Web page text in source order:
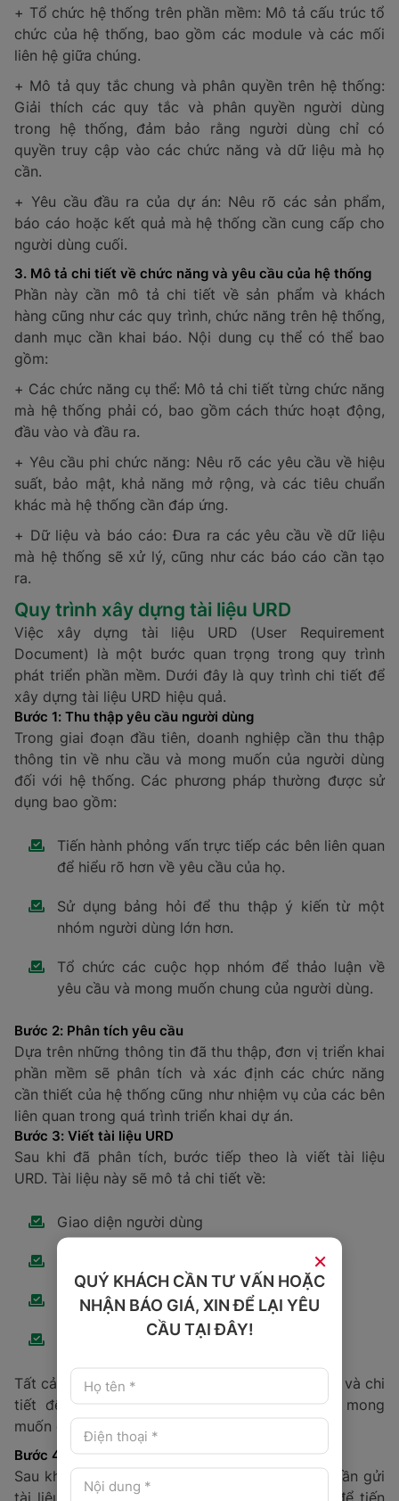
+ Tổ chức hệ thống trên phần mềm: Mô tả cấu trúc tổ
chức của hệ thống, bao gồm các module và các mối
liên hệ giữa chúng.
+ Mô tả quy tắc chung và phân quyền trên hệ thống:
Giải thích các quy tắc và phân quyền người dùng
trong hệ thống, đảm bảo rằng người dùng chỉ có
quyền truy cập vào các chức năng và dữ liệu mà họ
cần.
+ Yêu cầu đầu ra của dự án: Nêu rõ các sản phẩm,
báo cáo hoặc kết quả mà hệ thống cần cung cấp cho
người dùng cuối.
3. Mô tả chi tiết về chức năng và yêu cầu của hệ thống
Phần này cần mô tả chi tiết về sản phẩm và khách
hàng cũng như các quy trình, chức năng trên hệ thống,
danh mục cần khai báo. Nội dung cụ thể có thể bao
gồm:
+ Các chức năng cụ thể: Mô tả chi tiết từng chức năng
mà hệ thống phải có, bao gồm cách thức hoạt động,
đầu vào và đầu ra.
+ Yêu cầu phi chức năng: Nêu rõ các yêu cầu về hiệu
suất, bảo mật, khả năng mở rộng, và các tiêu chuẩn
khác mà hệ thống cần đáp ứng.
+ Dữ liệu và báo cáo: Đưa ra các yêu cầu về dữ liệu
mà hệ thống sẽ xử lý, cũng như các báo cáo cần tạo
ra.
Quy trình xây dựng tài liệu URD
Việc xây dựng tài liệu URD (User Requirement
Document) là một bước quan trọng trong quy trình
phát triển phần mềm. Dưới đây là quy trình chi tiết để
xây dựng tài liệu URD hiệu quả.
Bước 1: Thu thập yêu cầu người dùng
Trong giai đoạn đầu tiên, doanh nghiệp cần thu thập
thông tin về nhu cầu và mong muốn của người dùng
đối với hệ thống. Các phương pháp thường được sử
dụng bao gồm:
Tiến hành phỏng vấn trực tiếp các bên liên quan
để hiểu rõ hơn về yêu cầu của họ.
Sử dụng bảng hỏi để thu thập ý kiến từ một
nhóm người dùng lớn hơn.
Tổ chức các cuộc họp nhóm để thảo luận về
yêu cầu và mong muốn chung của người dùng.
Bước 2: Phân tích yêu cầu
Dựa trên những thông tin đã thu thập, đơn vị triển khai
phần mềm sẽ phân tích và xác định các chức năng
cần thiết của hệ thống cũng như nhiệm vụ của các bên
liên quan trong quá trình triển khai dự án.
Bước 3: Viết tài liệu URD
Sau khi đã phân tích, bước tiếp theo là viết tài liệu
URD. Tài liệu này sẽ mô tả chi tiết về:
Giao diện người dùng
Hiệu suất hoạt động
Quy trình vận hành
Tất cả các yêu cầu này cần được mô tả rõ ràng và chi
tiết để đảm bảo người phát triển hiểu đúng mong
muốn của người dùng.
Bước 4: Thống nhất nội dung URD
Sau khi hoàn thiện bản nháp của tài liệu URD, cần gửi
tài liệu cho người dùng và các bên liên quan để tiến
×
QUÝ KHÁCH CẦN TƯ VẤN HOẶC
NHẬN BÁO GIÁ, XIN ĐỂ LẠI YÊU
CẦU TẠI ĐÂY!